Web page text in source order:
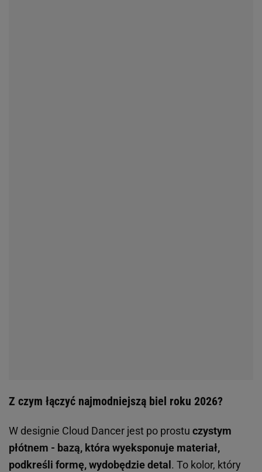
Z czym łączyć najmodniejszą biel roku 2026?
W designie Cloud Dancer jest po prostu czystym
płótnem - bazą, która wyeksponuje materiał,
podkreśli formę, wydobędzie detal. To kolor, który